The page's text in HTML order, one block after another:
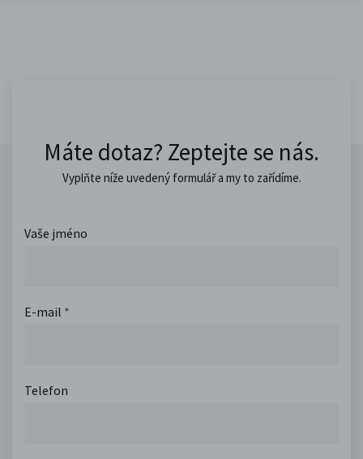
Máte dotaz? Zeptejte se nás.
Vyplňte níže uvedený formulář a my to zařídíme.
Vaše jméno
E-mail *
Telefon